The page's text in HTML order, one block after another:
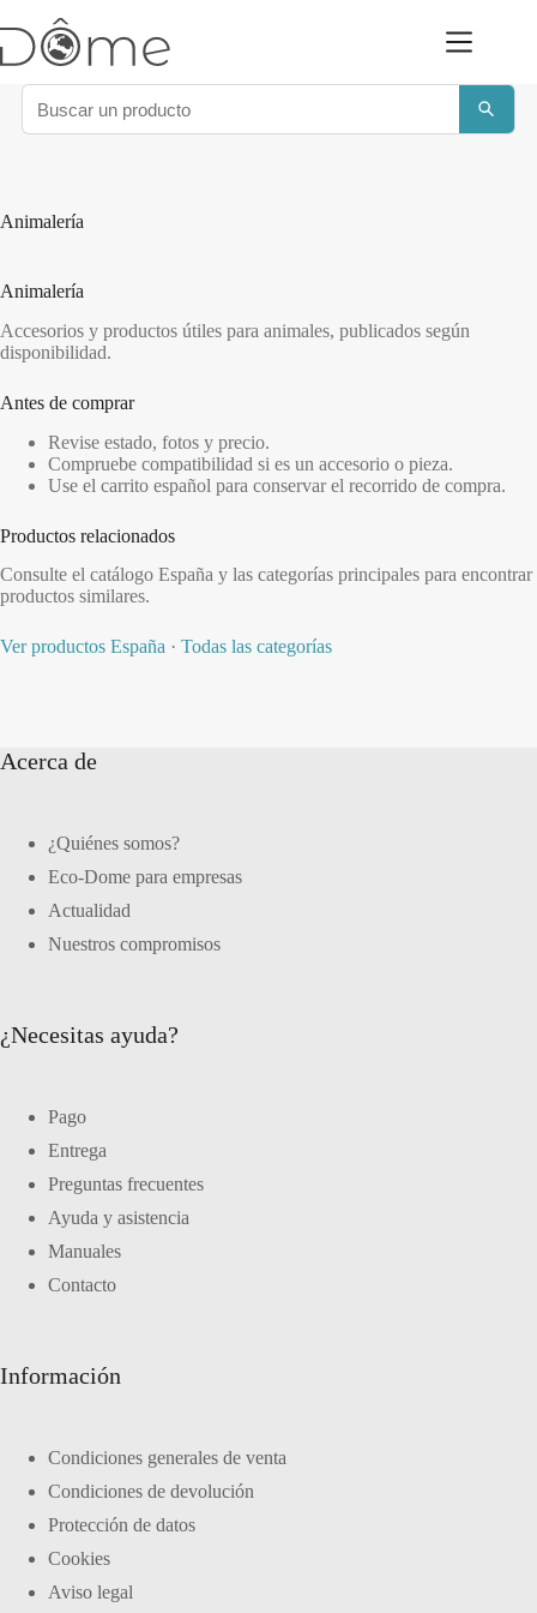
al
contenido
Animalería
Animalería
Accesorios y productos útiles para animales, publicados según
disponibilidad.
Antes de comprar
Revise estado, fotos y precio.
Compruebe compatibilidad si es un accesorio o pieza.
Use el carrito español para conservar el recorrido de compra.
Productos relacionados
Consulte el catálogo España y las categorías principales para encontrar
productos similares.
Ver productos España · Todas las categorías
Acerca de
¿Quiénes somos?
Eco-Dome para empresas
Actualidad
Nuestros compromisos
¿Necesitas ayuda?
Pago
Entrega
Preguntas frecuentes
Ayuda y asistencia
Manuales
Contacto
Información
Condiciones generales de venta
Condiciones de devolución
Protección de datos
Cookies
Aviso legal